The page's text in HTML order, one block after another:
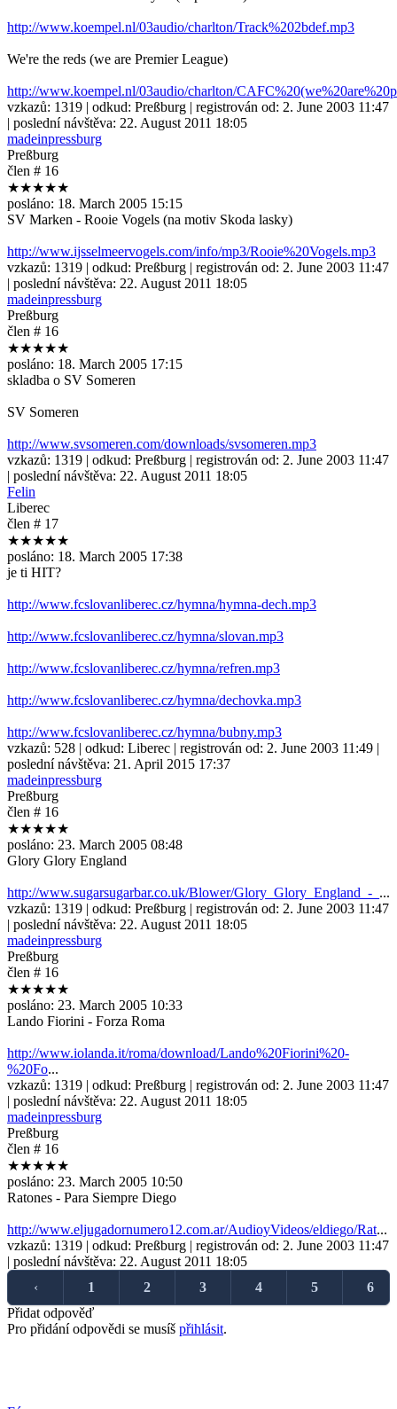
http://www.koempel.nl/03audio/charlton/Track%202bdef.mp3
We're the reds (we are Premier League)
http://www.koempel.nl/03audio/charlton/
vzkazů: 1319 | odkud: Preßburg | registrován od: 2. June 2003 11:47
| poslední návštěva: 22. August 2011 18:05
madeinpressburg
Preßburg
člen # 16
★★★★★
posláno: 18. March 2005 15:15
SV Marken - Rooie Vogels (na motiv Skoda lasky)
http://www.ijsselmeervogels.com/info/mp3/Rooie%20Vogels.mp3
vzkazů: 1319 | odkud: Preßburg | registrován od: 2. June 2003 11:47
| poslední návštěva: 22. August 2011 18:05
madeinpressburg
Preßburg
člen # 16
★★★★★
posláno: 18. March 2005 17:15
skladba o SV Someren
SV Someren
http://www.svsomeren.com/downloads/svsomeren.mp3
vzkazů: 1319 | odkud: Preßburg | registrován od: 2. June 2003 11:47
| poslední návštěva: 22. August 2011 18:05
Felin
Liberec
člen # 17
★★★★★
posláno: 18. March 2005 17:38
je ti HIT?
http://www.fcslovanliberec.cz/hymna/hymna-dech.mp3
http://www.fcslovanliberec.cz/hymna/slovan.mp3
http://www.fcslovanliberec.cz/hymna/refren.mp3
http://www.fcslovanliberec.cz/hymna/dechovka.mp3
http://www.fcslovanliberec.cz/hymna/bubny.mp3
vzkazů: 528 | odkud: Liberec | registrován od: 2. June 2003 11:49 |
poslední návštěva: 21. April 2015 17:37
madeinpressburg
Preßburg
člen # 16
★★★★★
posláno: 23. March 2005 08:48
Glory Glory England
http://www.sugarsugarbar.co.uk/Blower/Glory_Glory_England_-_ ...
vzkazů: 1319 | odkud: Preßburg | registrován od: 2. June 2003 11:47
| poslední návštěva: 22. August 2011 18:05
madeinpressburg
Preßburg
člen # 16
★★★★★
posláno: 23. March 2005 10:33
Lando Fiorini - Forza Roma
http://www.iolanda.it/roma/download/Lando%20Fiorini%20-
%20Fo...
vzkazů: 1319 | odkud: Preßburg | registrován od: 2. June 2003 11:47
| poslední návštěva: 22. August 2011 18:05
madeinpressburg
Preßburg
člen # 16
★★★★★
posláno: 23. March 2005 10:50
Ratones - Para Siempre Diego
http://www.eljugadornumero12.com.ar/AudioyVideos/eldiego/Rat...
vzkazů: 1319 | odkud: Preßburg | registrován od: 2. June 2003 11:47
| poslední návštěva: 22. August 2011 18:05
‹
1 2 3 4 5
6
Přidat odpověď
Pro přidání odpovědi se musíš přihlásit.